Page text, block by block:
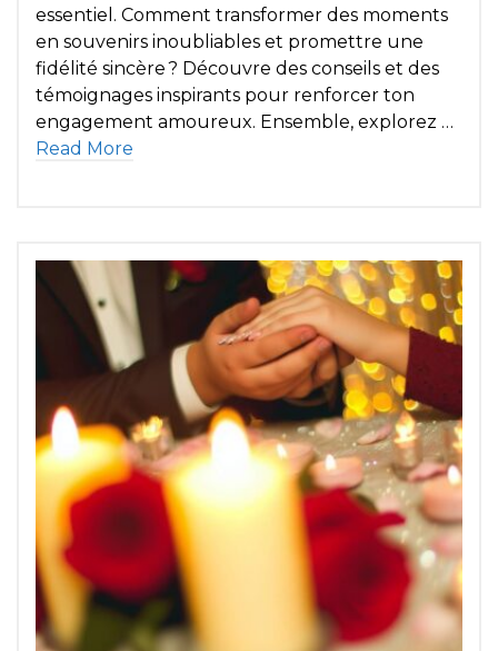
essentiel. Comment transformer des moments
en souvenirs inoubliables et promettre une
fidélité sincère ? Découvre des conseils et des
témoignages inspirants pour renforcer ton
engagement amoureux. Ensemble, explorez …
Read More